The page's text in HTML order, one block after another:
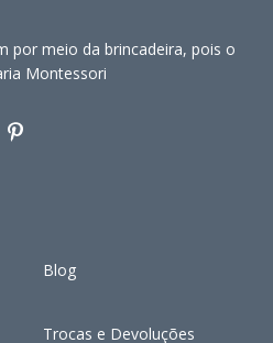
por meio da brincadeira, pois o
Montessori
Blog
Trocas e Devoluções